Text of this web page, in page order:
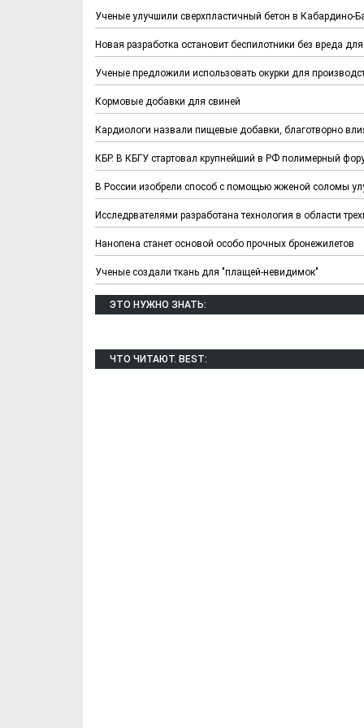
Ученые улучшили сверхпластичный бетон в Кабардино-
Новая разработка остановит беспилотники без вреда
Ученые предложили использовать окурки для
Кормовые добавки для свиней
Кардиологи назвали пищевые добавки, благотворно
КБР. В КБГУ стартовал крупнейший в РФ полимерный
В России изобрели способ с помощью жженой соломы
Исследрвателями разработана технология в области
Нанопена станет основой особо прочных бронежилетов
Ученые создали ткань для "плащей-невидимок"
ЭТО НУЖНО ЗНАТЬ:
ЧТО ЧИТАЮТ. BEST:
Х. Гапураев. Капкан
для Зелимхана (Отр.
из романа «1овда»)
ЧЕЧНЯ. А.